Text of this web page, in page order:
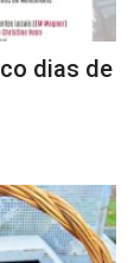
dias de